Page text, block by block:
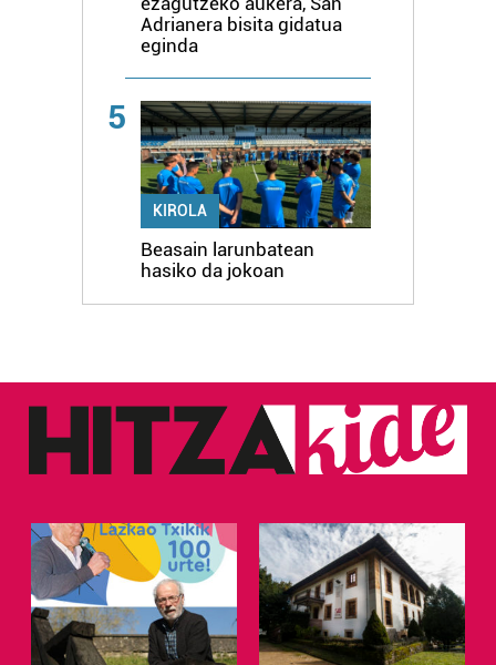
Adrianera bisita gidatua
eginda
5
KIROLA
Beasain larunbatean
hasiko da jokoan